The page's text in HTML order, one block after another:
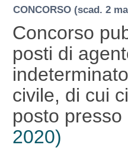
CONCORSO (scad. 2
Concorso
posti di
civile, di cui
posto
2020)